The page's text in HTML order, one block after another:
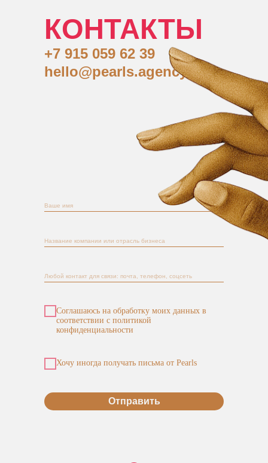
+7 915 059 62 39
hello@pearls.agency
Соглашаюсь на обработку моих данных в
соответствии с политикой
конфиденциальности
Хочу иногда получать письма от Pearls
Отправить
КОНТАКТЫ